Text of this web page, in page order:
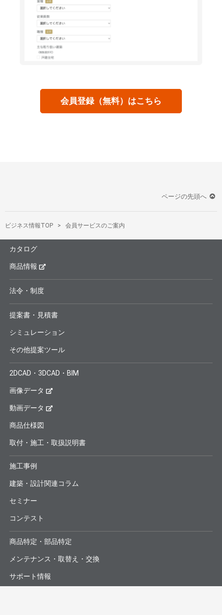
会員登録（無料）はこちら
ページの先頭へ
ビジネス情報TOP 会員サービスのご案内
カタログ
商品情報
法令・制度
提案書・見積書
シミュレーション
その他提案ツール
2DCAD・3DCAD・BIM
画像データ
動画データ
商品仕様図
取付・施工・取扱説明書
施工事例
建築・設計関連コラム
セミナー
コンテスト
商品特定・部品特定
メンテナンス・取替え・交換
サポート情報